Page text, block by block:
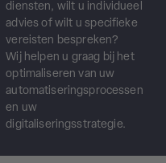
diensten, wilt u individueel
advies of wilt u specifieke
vereisten bespreken?
Wij helpen u graag bij het
optimaliseren van uw
automatiseringsprocessen
en uw
digitaliseringsstrategie.